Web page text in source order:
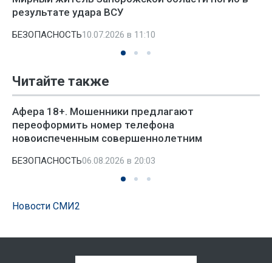
результате удара ВСУ
БЕЗОПАСНОСТЬ10.07.2026 в 11:10
Читайте также
Афера 18+. Мошенники предлагают
переоформить номер телефона
новоиспеченным совершеннолетним
БЕЗОПАСНОСТЬ06.08.2026 в 20:03
Новости СМИ2